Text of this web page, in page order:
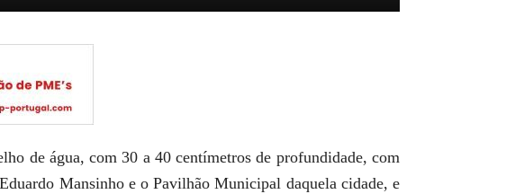
de água, com 30 a 40 centímetros de profundidade, com
Mansinho e o Pavilhão Municipal daquela cidade, e